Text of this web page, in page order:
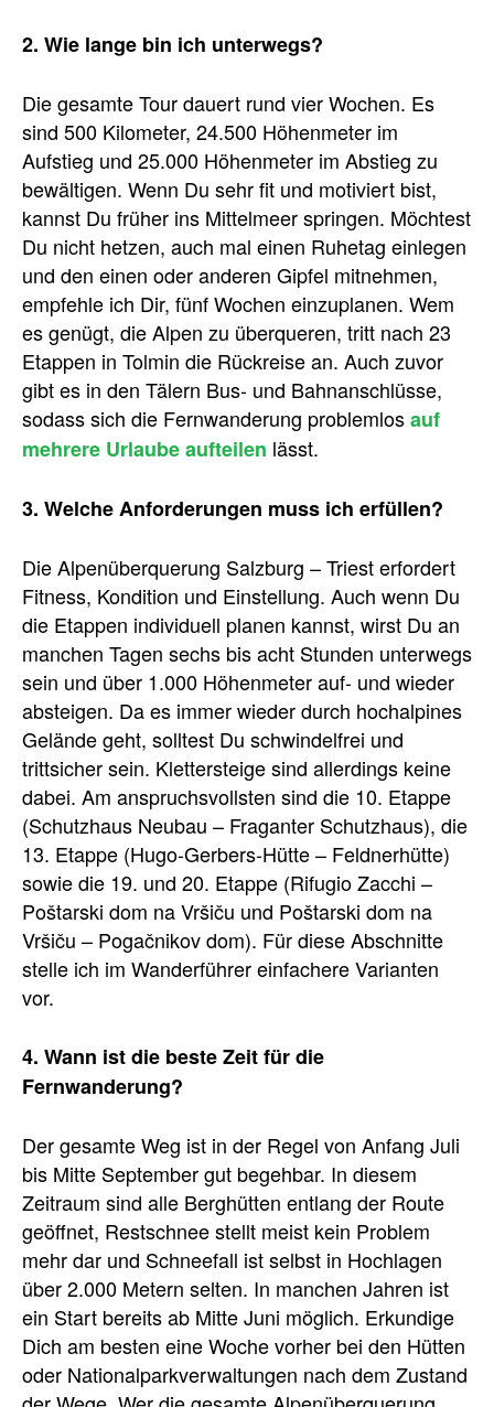
2. Wie lange bin ich unterwegs?
Die gesamte Tour dauert rund vier Wochen. Es
sind 500 Kilometer, 24.500 Höhenmeter im
Aufstieg und 25.000 Höhenmeter im Abstieg zu
bewältigen. Wenn Du sehr fit und motiviert bist,
kannst Du früher ins Mittelmeer springen. Möchtest
Du nicht hetzen, auch mal einen Ruhetag einlegen
und den einen oder anderen Gipfel mitnehmen,
empfehle ich Dir, fünf Wochen einzuplanen. Wem
es genügt, die Alpen zu überqueren, tritt nach 23
Etappen in Tolmin die Rückreise an. Auch zuvor
gibt es in den Tälern Bus- und Bahnanschlüsse,
sodass sich die Fernwanderung problemlosauf
mehrere Urlaube aufteilen lässt.
3. Welche Anforderungen muss ich erfüllen?
Die Alpenüberquerung Salzburg – Triest erfordert
Fitness, Kondition und Einstellung. Auch wenn Du
die Etappen individuell planen kannst, wirst Du an
manchen Tagen sechs bis acht Stunden unterwegs
sein und über 1.000 Höhenmeter auf- und wieder
absteigen. Da es immer wieder durch hochalpines
Gelände geht, solltest Du schwindelfrei und
trittsicher sein. Klettersteige sind allerdings keine
dabei. Am anspruchsvollsten sind die 10. Etappe
(Schutzhaus Neubau – Fraganter Schutzhaus), die
13. Etappe (Hugo-Gerbers-Hütte – Feldnerhütte)
sowie die 19. und 20. Etappe (Rifugio Zacchi –
Poštarski dom na Vršiču und Poštarski dom na
Vršiču – Pogačnikov dom). Für diese Abschnitte
stelle ich im Wanderführer einfachere Varianten
vor.
4. Wann ist die beste Zeit für die
Fernwanderung?
Der gesamte Weg ist in der Regel von Anfang Juli
bis Mitte September gut begehbar. In diesem
Zeitraum sind alle Berghütten entlang der Route
geöffnet, Restschnee stellt meist kein Problem
mehr dar und Schneefall ist selbst in Hochlagen
über 2.000 Metern selten. In manchen Jahren ist
ein Start bereits ab Mitte Juni möglich. Erkundige
Dich am besten eine Woche vorher bei den Hütten
oder Nationalparkverwaltungen nach dem Zustand